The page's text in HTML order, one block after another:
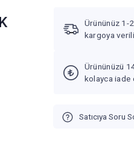
Ürününüz 1-
kargoya
Ürününüzü
kolayca iade
Satıcıya Soru